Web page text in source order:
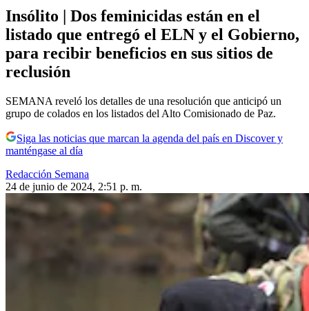
Insólito | Dos feminicidas están en el
listado que entregó el ELN y el Gobierno,
para recibir beneficios en sus sitios de
reclusión
SEMANA reveló los detalles de una resolución que anticipó un
grupo de colados en los listados del Alto Comisionado de Paz.
Siga las noticias que marcan la agenda del país en Discover y
manténgase al día
Redacción Semana
24 de junio de 2024, 2:51 p. m.